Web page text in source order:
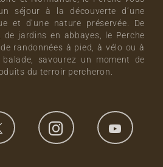
séjour à la découverte d’une
et d’une nature préservée. De
de jardins en abbayes, le Perche
randonnées à pied, à vélo ou à
savourez un moment de
du terroir percheron.